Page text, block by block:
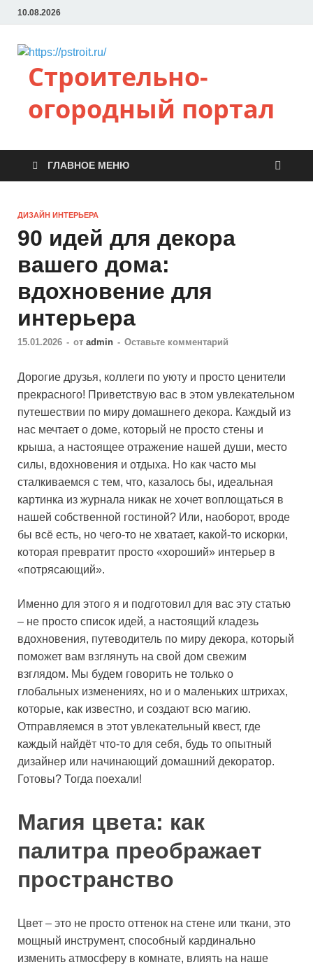
10.08.2026
Строительно-
огородный портал
ГЛАВНОЕ МЕНЮ
ДИЗАЙН ИНТЕРЬЕРА
90 идей для декора
вашего дома:
вдохновение для
интерьера
15.01.2026 - от admin - Оставьте комментарий
Дорогие друзья, коллеги по уюту и просто ценители
прекрасного! Приветствую вас в этом увлекательном
путешествии по миру домашнего декора. Каждый из
нас мечтает о доме, который не просто стены и
крыша, а настоящее отражение нашей души, место
силы, вдохновения и отдыха. Но как часто мы
сталкиваемся с тем, что, казалось бы, идеальная
картинка из журнала никак не хочет воплощаться в
нашей собственной гостиной? Или, наоборот, вроде
бы всё есть, но чего-то не хватает, какой-то искорки,
которая превратит просто «хороший» интерьер в
«потрясающий».
Именно для этого я и подготовил для вас эту статью
– не просто список идей, а настоящий кладезь
вдохновения, путеводитель по миру декора, который
поможет вам взглянуть на свой дом свежим
взглядом. Мы будем говорить не только о
глобальных изменениях, но и о маленьких штрихах,
которые, как известно, и создают всю магию.
Отправляемся в этот увлекательный квест, где
каждый найдёт что-то для себя, будь то опытный
дизайнер или начинающий домашний декоратор.
Готовы? Тогда поехали!
Магия цвета: как
палитра преображает
пространство
Цвет – это не просто оттенок на стене или ткани, это
мощный инструмент, способный кардинально
изменить атмосферу в комнате, влиять на наше